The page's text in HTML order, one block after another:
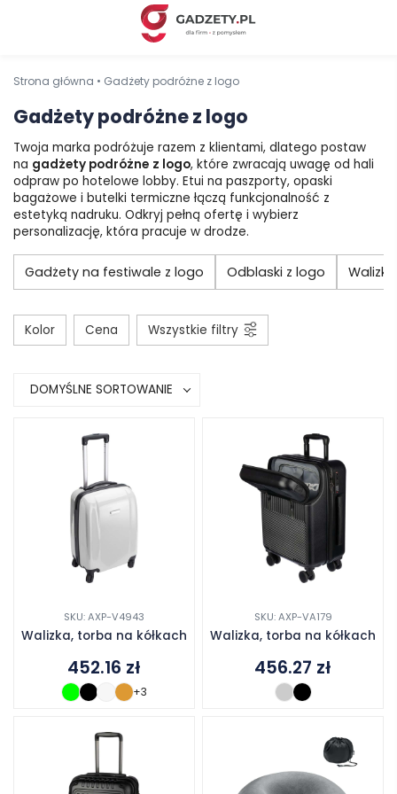
Strona główna • Gadżety podróżne z logo
Gadżety podróżne z logo
Twoja marka podróżuje razem z klientami, dlatego postaw
na gadżety podróżne z logo, które zwracają uwagę od hali
odpraw po hotelowe lobby. Etui na paszporty, opaski
bagażowe i butelki termiczne łączą funkcjonalność z
estetyką nadruku. Odkryj pełną ofertę i wybierz
personalizację, która pracuje w drodze.
Gadżety na festiwale z logo Odblaski z logo Walizki
Kolor Cena Wszystkie filtry
DOMYŚLNE SORTOWANIE
SKU: AXP-V4943
Walizka, torba na kółkach
452.16 zł
+3
SKU: AXP-VA179
Walizka, torba na kółkach
456.27 zł